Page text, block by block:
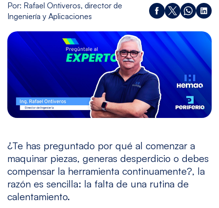
Descubre
modelos
modelos
Columna
modelos
modelos
Multitarea
Maquinado
Gráfito
Ver
Taladrado
y
Machueleado
Ver
Sin
mesa
(bedless)
5
Ejes
Ver
modelos
Todos
los
Español|English
Por: Rafael Ontiveros, director de
Ingeniería y Aplicaciones
¿Te has preguntado por qué al comenzar a
maquinar piezas, generas desperdicio o debes
compensar la herramienta continuamente?, la
razón es sencilla: la falta de una rutina de
calentamiento.